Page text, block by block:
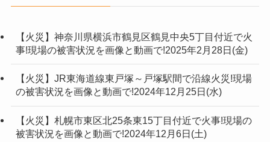
【火災】神奈川県横浜市鶴見区鶴見中央5丁目付近で火
事!現場の被害状況を画像と動画で!2025年2月28日(金)
【火災】JR東海道線東戸塚～戸塚駅間で沿線火災!現場
の被害状況を画像と動画で!2024年12月25日(水)
【火災】札幌市東区北25条東15丁目付近で火事!現場の
被害状況を画像と動画で!2024年12月6日(土)